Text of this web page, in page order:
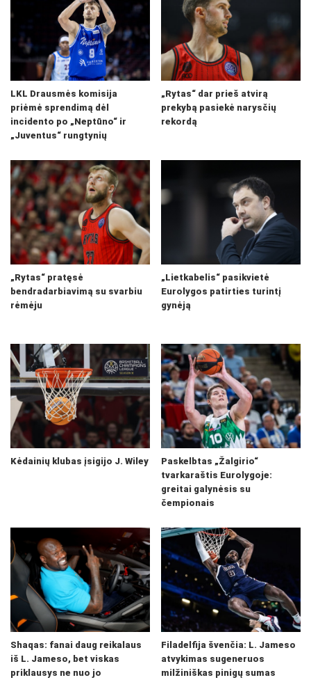
LKL Drausmės komisija
priėmė sprendimą dėl
incidento po „Neptūno“ ir
„Juventus“ rungtynių
„Rytas“ dar prieš atvirą
prekybą pasiekė narysčių
rekordą
„Rytas“ pratęsė
bendradarbiavimą su svarbiu
rėmėju
„Lietkabelis“ pasikvietė
Eurolygos patirties turintį
gynėją
Kėdainių klubas įsigijo J. Wiley
Paskelbtas „Žalgirio“
tvarkaraštis Eurolygoje:
greitai galynėsis su
čempionais
Shaqas: fanai daug reikalaus
iš L. Jameso, bet viskas
priklausys ne nuo jo
Filadelfija švenčia: L. Jameso
atvykimas sugeneruos
milžiniškas pinigų sumas